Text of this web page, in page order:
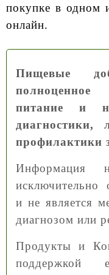
покупке в одном
онлайн.
Пищевые
питание и
диагностики,
профилактики
Информация
исключительно
и не является
диагнозом или
Продукты и
поддержкой